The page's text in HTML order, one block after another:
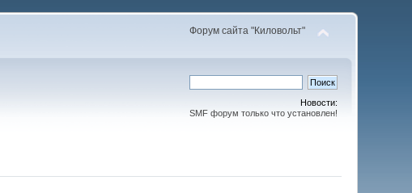
Форум сайта "Киловольт"
Новости:
SMF форум только что установлен!